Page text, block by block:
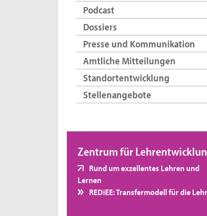
Podcast
Dossiers
Presse und Kommunikation
Amtliche Mitteilungen
Standortentwicklung
Stellenangebote
Zentrum für
Rund um exzellentes Lehren und
Lernen
REDiEE: Transfermodell für die